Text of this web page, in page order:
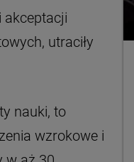
akceptacji
utraciły
nauki, to
wzrokowe i